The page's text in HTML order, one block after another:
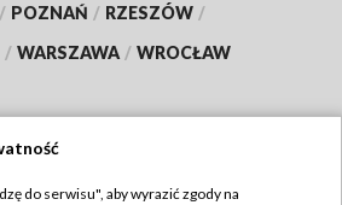
/ POZNAŃ / RZESZÓW /
/ WARSZAWA / WROCŁAW
do serwisu", aby wyrazić zgody na